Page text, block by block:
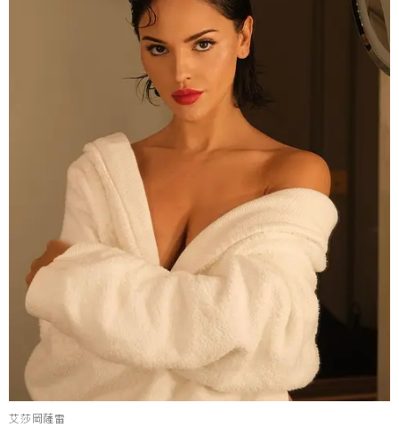
艾莎岡薩雷